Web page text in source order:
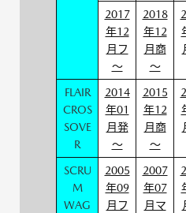
2017
年12
月フ
～
2018
年12
月商
～
FLAIR
CROS
SOVE
R
2014
年01
月発
～
2015
年12
月商
～
SCRU
M
WAG
2005
年09
月フ
2007
年07
月マ